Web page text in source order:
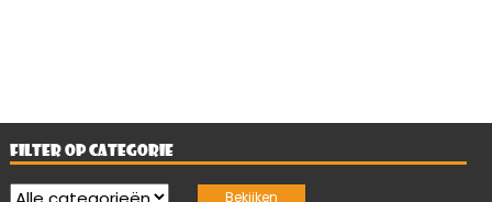
FILTER OP CATEGORIE